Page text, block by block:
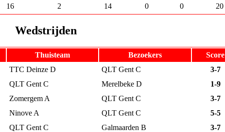
16 2 14 0 0 20
Wedstrijden
Thuisteam Bezoekers
Score
TTC Deinze D QLT Gent C
3-7
QLT Gent C Merelbeke D
1-9
Zomergem A QLT Gent C
3-7
Ninove A QLT Gent C
5-5
QLT Gent C Galmaarden B
3-7